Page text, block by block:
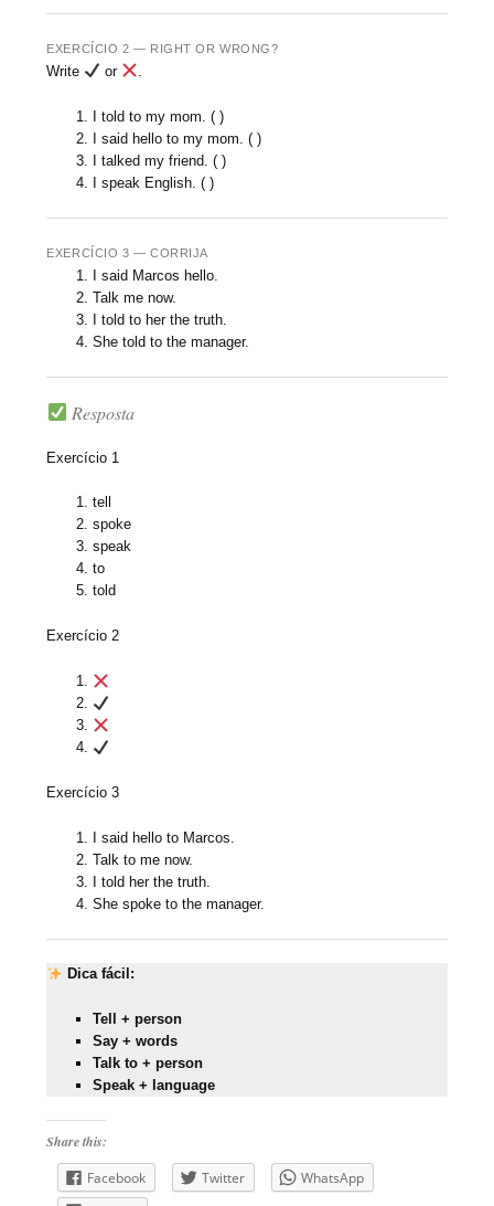
EXERCÍCIO 2 — RIGHT OR WRONG?
Write or
I told to my mom. ( )
I said hello to my mom. ( )
I talked my friend. ( )
I speak English. ( )
EXERCÍCIO 3 — CORRIJA
I said Marcos hello.
Talk me now.
I told to her the truth.
She told to the manager.
Resposta
Exercício 1
tell
spoke
speak
to
told
Exercício 2
Exercício 3
I said hello to Marcos.
Talk to me now.
I told her the truth.
She spoke to the manager.
Dica fácil:
Tell + person
Say + words
Talk to + person
Speak + language
Share this:
Facebook
Twitter
WhatsApp